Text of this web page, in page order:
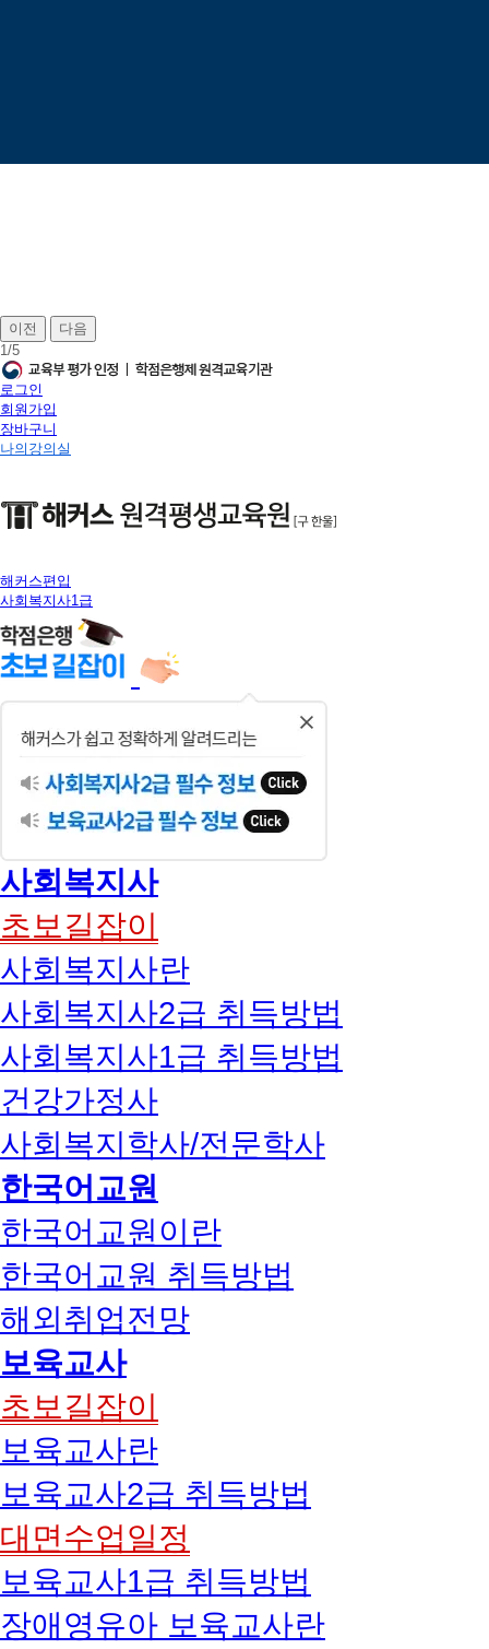
이전
다음
1/5
로그인
회원가입
장바구니
나의강의실
해커스편입
사회복지사1급
사회복지사
초보길잡이
사회복지사란
사회복지사2급 취득방법
사회복지사1급 취득방법
건강가정사
사회복지학사/전문학사
한국어교원
한국어교원이란
한국어교원 취득방법
해외취업전망
보육교사
초보길잡이
보육교사란
보육교사2급 취득방법
대면수업일정
보육교사1급 취득방법
장애영유아 보육교사란